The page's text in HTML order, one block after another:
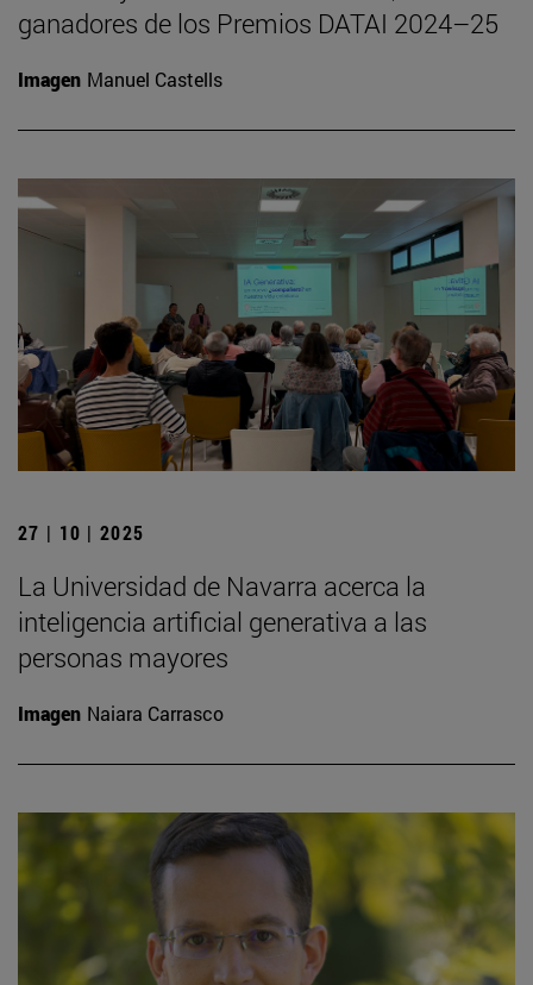
ganadores de los Premios DATAI 2024–25
Imagen Manuel Castells
27 | 10 | 2025
La Universidad de Navarra acerca la
inteligencia artificial generativa a las
personas mayores
Imagen Naiara Carrasco